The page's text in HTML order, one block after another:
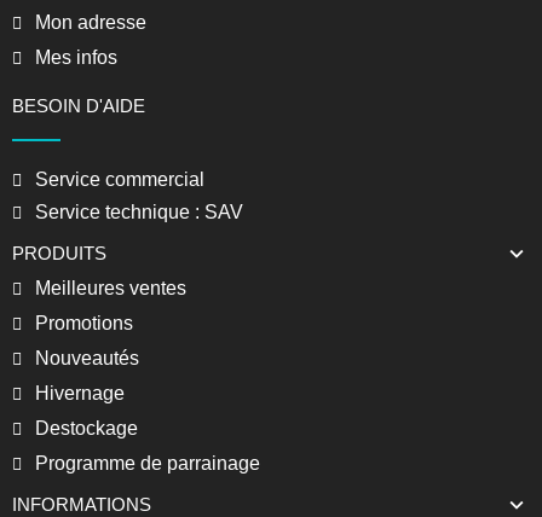
Mon adresse
Mes infos
BESOIN D'AIDE
Service commercial
Service technique : SAV
PRODUITS
Meilleures ventes
Promotions
Nouveautés
Hivernage
Destockage
Programme de parrainage
INFORMATIONS